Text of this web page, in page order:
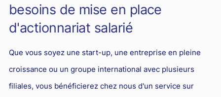
besoins de mise en place
d'actionnariat salarié
Que vous soyez une start-up, une entreprise en pleine
croissance ou un groupe international avec plusieurs
filiales, vous bénéficierez chez nous d'un service sur